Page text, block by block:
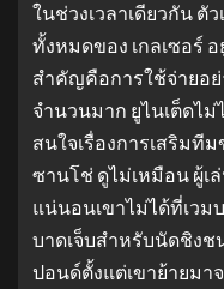
ในช่วงเวลาเดียวกัน ตั
ทั้งหมดของ เกลเซอร์
สำคัญคือการใช้จ่ายอ
จำนวนมาก ยูไนเต็ดไม่
สนใจเรื่องการเสริมที
ซานโช่ ดูไม่เหมือน ผู้เ
แน่นอนเขาไม่ได้ที่เวม
บาดเจ็บสำหรับนัดชิงช
ปอนด์ตั้งแต่เขาย้ายมา